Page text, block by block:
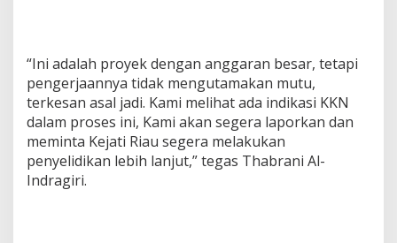
“Ini adalah proyek dengan anggaran besar, tetapi
pengerjaannya tidak mengutamakan mutu,
terkesan asal jadi. Kami melihat ada indikasi KKN
dalam proses ini, Kami akan segera laporkan dan
meminta Kejati Riau segera melakukan
penyelidikan lebih lanjut,” tegas Thabrani Al-
Indragiri.